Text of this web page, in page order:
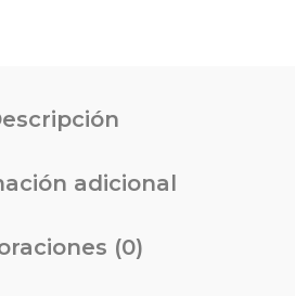
adicional
(0)